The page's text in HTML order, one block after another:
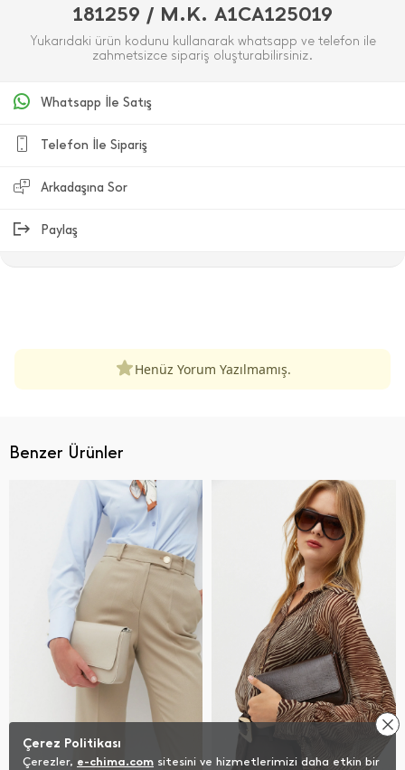
181259 / M.K. A1CA125019
Yukarıdaki ürün kodunu kullanarak whatsapp ve telefon ile
zahmetsizce sipariş oluşturabilirsiniz.
Whatsapp İle Satış
Telefon İle Sipariş
Arkadaşına Sor
Paylaş
Henüz Yorum Yazılmamış.
Benzer Ürünler
Çerez Politikası
Çerezler, e-chima.com sitesini ve hizmetlerimizi daha etkin bir